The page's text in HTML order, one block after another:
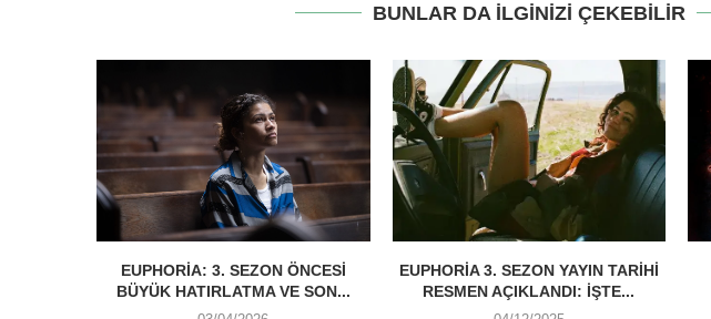
BUNLAR DA ILGINIZI ÇEKEBILIR
EUPHORIA: 3. SEZON ÖNCESI
BÜYÜK HATIRLATMA VE SON...
EUPHORIA 3. SEZON YAYIN TARIHI
RESMEN AÇIKLANDI: İŞTE...